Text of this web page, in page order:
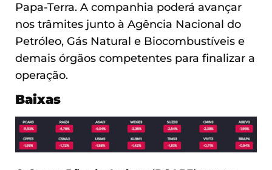
Papa-Terra. A companhia poderá avançar
nos trâmites junto à Agência Nacional do
Petróleo, Gás Natural e Biocombustíveis e
demais órgãos competentes para finalizar a
operação.
Baixas